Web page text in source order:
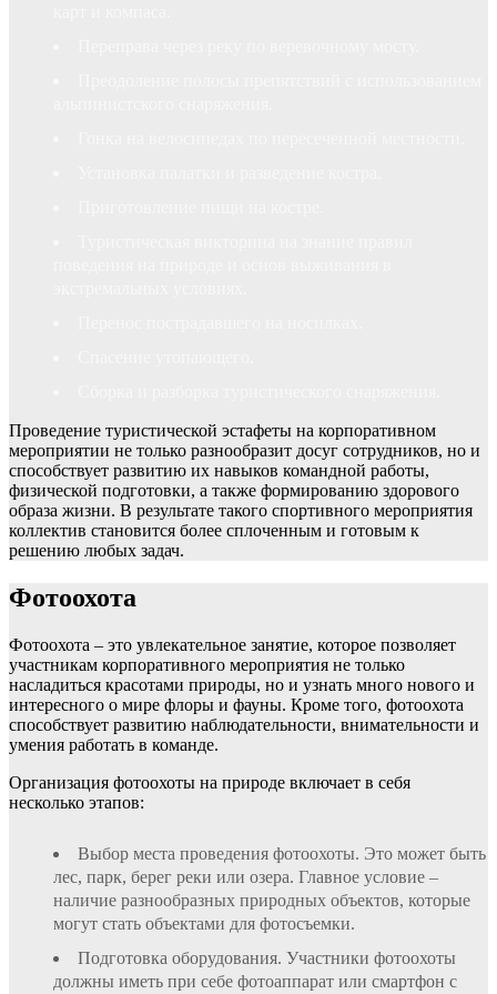
Проведение туристической эстафеты на корпоративном
мероприятии не только разнообразит досуг сотрудников, но и
способствует развитию их навыков командной работы,
физической подготовки, а также формированию здорового
образа жизни. В результате такого спортивного мероприятия
коллектив становится более сплоченным и готовым к
решению любых задач.
Фотоохота
Фотоохота – это увлекательное занятие, которое позволяет
участникам корпоративного мероприятия не только
насладиться красотами природы, но и узнать много нового и
интересного о мире флоры и фауны. Кроме того, фотоохота
способствует развитию наблюдательности, внимательности и
умения работать в команде.
Организация фотоохоты на природе включает в себя
несколько этапов:
Выбор места проведения фотоохоты. Это может быть
лес, парк, берег реки или озера. Главное условие –
наличие разнообразных природных объектов, которые
могут стать объектами для фотосъемки.
Подготовка оборудования. Участники фотоохоты
должны иметь при себе фотоаппарат или смартфон с